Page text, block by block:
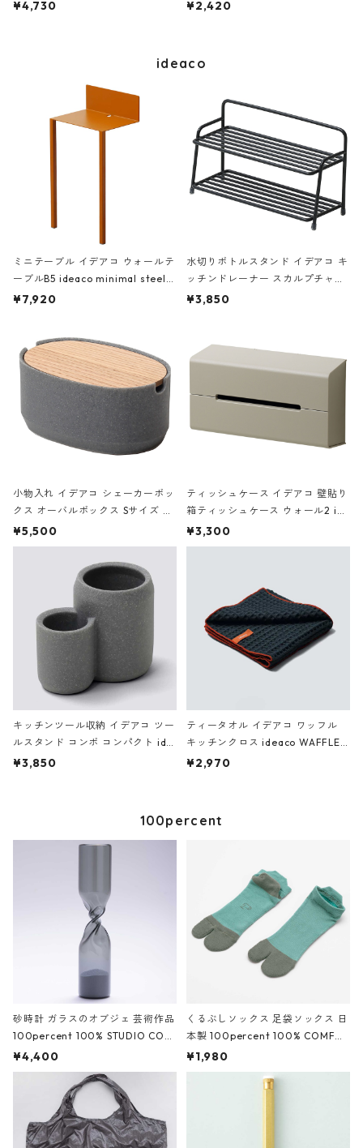
¥4,730 ¥2,420
ideaco
ミニテーブル イデアコ ウォールテ
ーブルB5 ideaco minimal steel f
urniture WALL Table B5 タン
¥7,920
水切りボトルスタンド イデアコ キ
ッチンドレーナー スカルプチャー
ボトル ディー ideaco Sculpture B
¥3,850
小物入れ イデアコ シェーカーボッ
クス オーバルボックス Sサイズ ロ
ータイプ（低） ideaco Oval Box
S-Low ストーンサンドグレー
¥5,500
ティッシュケース イデアコ 壁貼り
箱ティッシュケース ウォール2 ide
aco Tissue Case WALL2 サンド
ホワイト
¥3,300
キッチンツール収納 イデアコ ツー
ルスタンド コンボ コンパクト ide
aco Tool Stand COMBO compac
¥3,850
ティータオル イデアコ ワッフル
キッチンクロス ideaco WAFFLE
Kitchen Cloth ブリック
¥2,970
100percent
砂時計 ガラスのオブジェ 芸術作品
100percent 100% STUDIO COH
AKU Timeless 100パーセント ス
タジオコハク タイムレス Gray グ
¥4,400
くるぶしソックス 足袋ソックス 日
本製 100percent 100% COMFO
R TOE - Trip 100パーセント コン
フォルトウ トリップ レディース M
¥1,980